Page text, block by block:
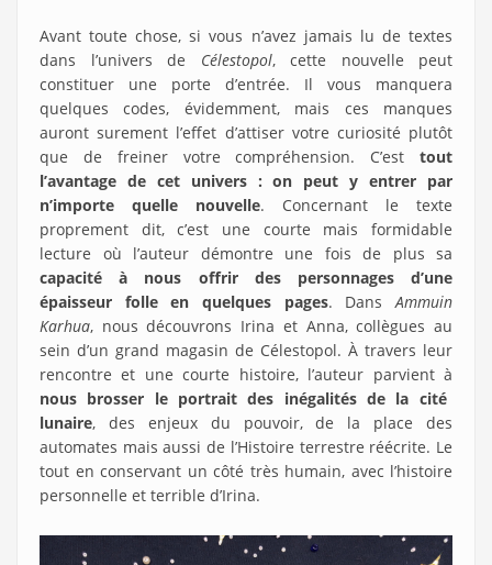
Avant toute chose, si vous n’avez jamais lu de textes
dans l’univers de Célestopol, cette nouvelle peut
constituer une porte d’entrée. Il vous manquera
quelques codes, évidemment, mais ces manques
auront surement l’effet d’attiser votre curiosité plutôt
que de freiner votre compréhension. C’est tout
l’avantage de cet univers : on peut y entrer par
n’importe quelle nouvelle. Concernant le texte
proprement dit, c’est une courte mais formidable
lecture où l’auteur démontre une fois de plus sa
capacité à nous offrir des personnages d’une
épaisseur folle en quelques pages. DansAmmuin
Karhua, nous découvrons Irina et Anna, collègues au
sein d’un grand magasin de Célestopol. À travers leur
rencontre et une courte histoire, l’auteur parvient à
nous brosser le portrait des inégalités de la cité
lunaire, des enjeux du pouvoir, de la place des
automates mais aussi de l’Histoire terrestre réécrite. Le
tout en conservant un côté très humain, avec l’histoire
personnelle et terrible d’Irina.